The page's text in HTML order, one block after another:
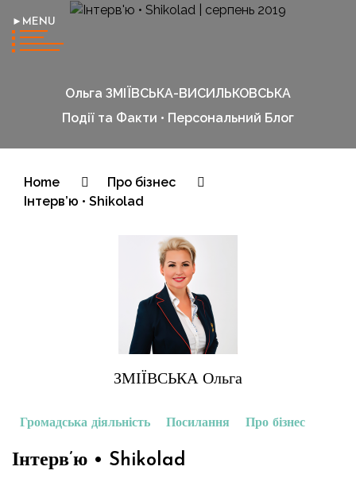
►MENU
Ольга ЗМІЇВСЬКА-ВИСИЛЬКОВСЬКА
Події та Факти • Персональний Блог
Home
Про бізнес
Інтерв’ю • Shikolad
ЗМІЇВСЬКА Ольга
Громадська діяльність Посилання Про бізнес
Інтерв’ю • Shikolad